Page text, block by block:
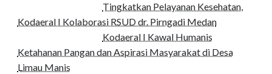
Tingkatkan Pelayanan Kesehatan,
Kodaeral I Kolaborasi RSUD dr. Pirngadi Medan‎
Kodaeral I Kawal Humanis
Ketahanan Pangan dan Aspirasi Masyarakat di Desa
Limau Manis